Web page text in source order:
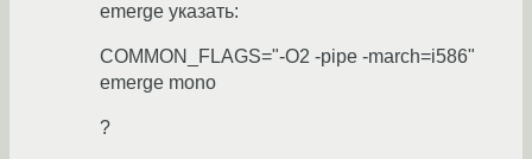
emerge указать:
COMMON_FLAGS="-O2 -pipe -march=i586"
emerge mono
?